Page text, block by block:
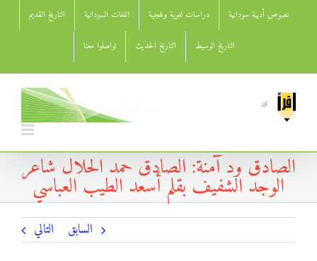
نصوص أدبية سودانية دراسات لغوية ولهجية اللغات السودانية التاريخ القديم
التاريخ الوسيط التاريخ الحديث تواصلوا معنا
الصادق ود آمنة: الصادق حمد الحلال شاعر
الوجد الشفيف بقلم أسعد الطيب العباسي
السابق التالي